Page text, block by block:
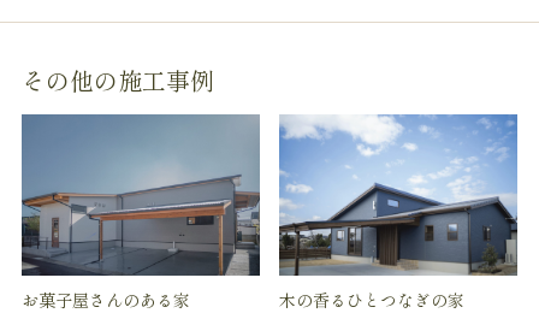
その他の施工事例
お菓子屋さんのある家 木の香るひとつなぎの家